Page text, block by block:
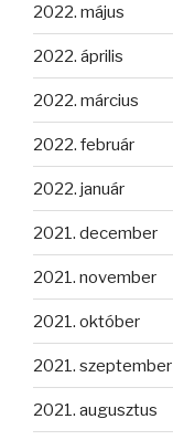
2022. május
2022. április
2022. március
2022. február
2022. január
2021. december
2021. november
2021. október
2021. szeptember
2021. augusztus